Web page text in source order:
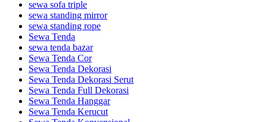
sewa sofa triple
sewa standing mirror
sewa standing rope
Sewa Tenda
sewa tenda bazar
Sewa Tenda Cor
Sewa Tenda Dekorasi
Sewa Tenda Dekorasi Serut
Sewa Tenda Full Dekorasi
Sewa Tenda Hanggar
Sewa Tenda Kerucut